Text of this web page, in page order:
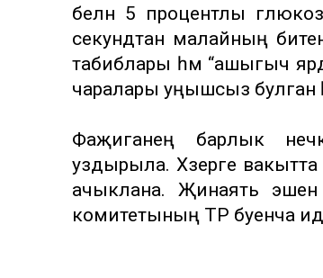
белән 5 процентлы
секундтан малайның
табиблары һәм “ашыгыч
чаралары уңышсыз булган
Фаҗиганең барлык
уздырыла. Хәзерге вакытта
ачыклана. Җинаять эшен
комитетының ТР буенча